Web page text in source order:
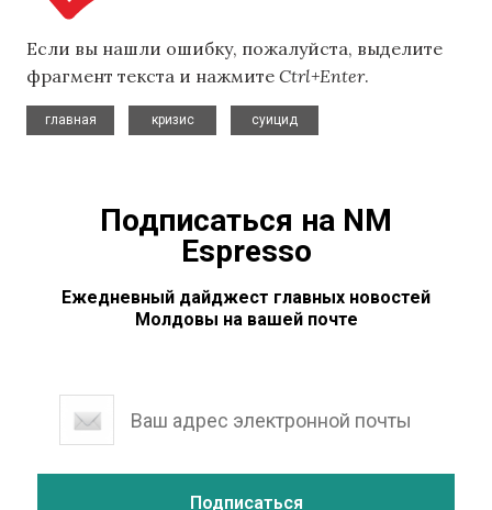
Если вы нашли ошибку, пожалуйста, выделите
фрагмент текста и нажмите Ctrl+Enter.
главная
кризис
суицид
Подписаться на NM
Espresso
Ежедневный дайджест главных новостей
Молдовы на вашей почте